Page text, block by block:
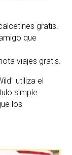
gratis.
que
viajes gratis.
utiliza el
simple
los